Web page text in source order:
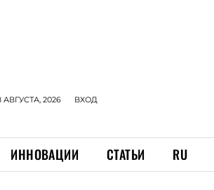
2026 ВХОД
ИННОВАЦИИ СТАТЬИ RU